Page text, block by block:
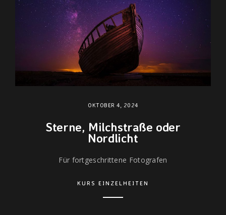
OKTOBER 4, 2024
Sterne, Milchstraße oder
Nordlicht
Für fortgeschrittene Fotografen
KURS EINZELHEITEN